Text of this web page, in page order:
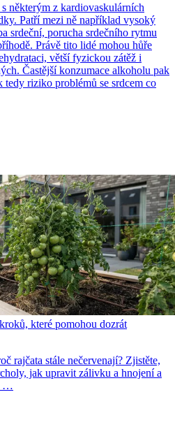
některým z kardiovaskulárních
Patří mezi ně například vysoký
srdeční, porucha srdečního rytmu
Právě tito lidé mohou hůře
větší fyzickou zátěž i
Častější konzumace alkoholu pak
tedy riziko problémů se srdcem co
které pomohou dozrát
rajčata stále nečervenají? Zjistěte,
jak upravit zálivku a hnojení a
…